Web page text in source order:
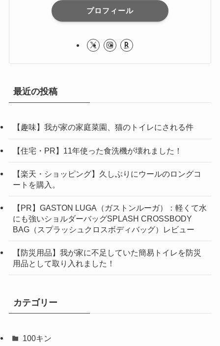
プロフィール
最近の投稿
【趣味】我が家の家庭菜園、猫のトイレにされる件
【住宅・PR】11年使った食洗機が壊れました！
【楽天・ショッピング】久しぶりにウールのロングコ
ートを購入。
【PR】GASTON LUGA（ガストンルーガ）：軽くて水
にも強いショルダーバッグSPLASH CROSSBODY
BAG（スプラッシュクロスボディバッグ）レビュー
【防災用品】我が家に不足していた簡易トイレを防災
用品として取り入れました！
カテゴリー
100キン